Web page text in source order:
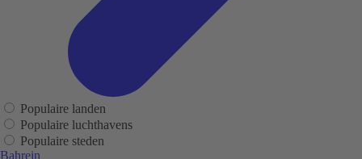
Populaire landen
Populaire luchthavens
Populaire steden
Bahrein